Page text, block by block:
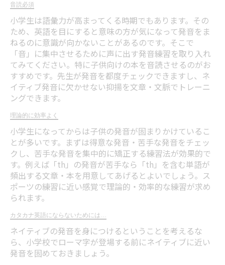
音読必須
小学生は語彙力が高まってくる時期でもあります。その
ため、英語を目にすると意味の方が気になって発音をま
ねるのに意識が向かないことがあるのです。そこで
「音」に集中させるために声に出す発音練習を取り入れ
てみてください。特に子供向けの本を音読させるのがお
すすめです。先生が発音を都度チェックできますし、ネ
イティブ発音に欠かせない抑揚を文章・文脈でトレーニ
ングできます。
理論的に効率よく
小学生になってからは子供の発音が固まりかけているこ
とが多いです。まずは得意な発音・苦手な発音をチェッ
クし、苦手な発音を集中的に矯正する練習法が効果的で
す。例えば「th」の発音が苦手なら「th」を含む単語が
頻出する文章・本を用意してあげるとよいでしょう。ス
ポーツの練習に近い感覚で理論的・効率的な練習が求め
られます。
カタカナ英語にならないためには…
ネイティブの発音を身につけるということを考えるな
ら、小学校でローマ字が登場する前にネイティブに近い
発音を固めておきましょう。